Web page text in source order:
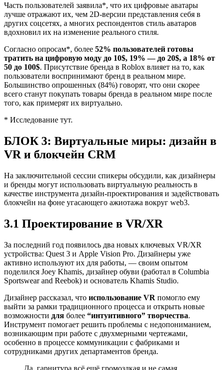
Часть пользователей заявила*, что их цифровые аватары
лучше отражают их, чем 2D-версии представления себя в
других соцсетях, а многих респондентов стиль аватаров
вдохновил их на изменение реального стиля.
Согласно опросам*, более 52% пользователей готовы
тратить на цифровую моду до 10$, 19% — до 20$, а 18% от
50 до 100$. Присутствие бренда в Roblox влияет на то, как
пользователи воспринимают бренд в реальном мире.
Большинство опрошенных (84%) говорят, что они скорее
всего станут покупать товары бренда в реальном мире после
того, как примерят их виртуально.
* Исследование тут.
БЛОК 3: Виртуальные миры: дизайн в
VR и блокчейн CRM
На заключительной сессии спикеры обсудили, как дизайнеры
и бренды могут использовать виртуальную реальность в
качестве инструмента дизайн-проектирования и задействовать
блокчейн на фоне угасающего ажиотажа вокруг web3.
3.1 Проектирование в VR/XR
За последний год появилось два новых ключевых VR/XR
устройства: Quest 3 и Apple Vision Pro. Дизайнеры уже
активно используют их для работы, — своим опытом
поделился Joey Khamis, дизайнер обуви (работал в Columbia
Sportswear and Reebok) и основатель Khamis Studio.
Дизайнер рассказал, что использование VR помогло ему
выйти за рамки традиционного процесса и открыть новые
возможности для более “интуитивного” творчества.
Инструмент помогает решить проблемы с недопониманием,
возникающим при работе с двухмерными чертежами,
особенно в процессе коммуникации с фабриками и
сотрудниками других департаментов бренда.
Да, гарнитура всё ещё громоздкая и не самая